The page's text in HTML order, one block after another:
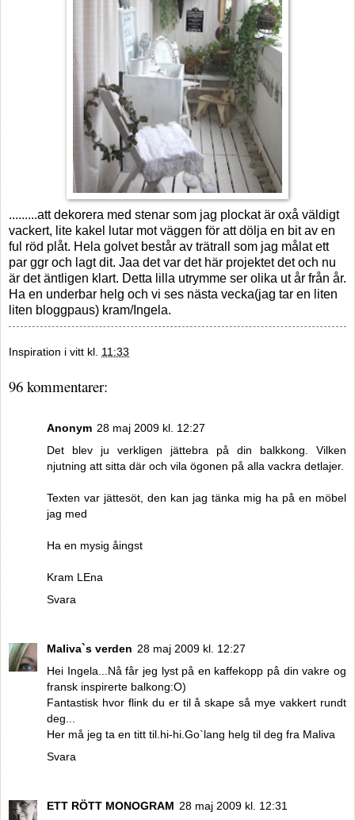
.........att dekorera med stenar som jag plockat är oxå väldigt
vackert, lite kakel lutar mot väggen för att dölja en bit av en
ful röd plåt. Hela golvet består av trätrall som jag målat ett
par ggr och lagt dit. Jaa det var det här projektet det och nu
är det äntligen klart. Detta lilla utrymme ser olika ut år från år.
Ha en underbar helg och vi ses nästa vecka(jag tar en liten
liten bloggpaus) kram/Ingela.
Inspiration i vitt kl. 11:33
96 kommentarer:
Anonym 28 maj 2009 kl. 12:27
Det blev ju verkligen jättebra på din balkkong. Vilken
njutning att sitta där och vila ögonen på alla vackra detlajer.
Texten var jättesöt, den kan jag tänka mig ha på en möbel
jag med
Ha en mysig åingst
Kram LEna
Svara
Maliva`s verden 28 maj 2009 kl. 12:27
Hei Ingela...Nå får jeg lyst på en kaffekopp på din vakre og
fransk inspirerte balkong:O)
Fantastisk hvor flink du er til å skape så mye vakkert rundt
deg...
Her må jeg ta en titt til.hi-hi.Go`lang helg til deg fra Maliva
Svara
ETT RÖTT MONOGRAM 28 maj 2009 kl. 12:31